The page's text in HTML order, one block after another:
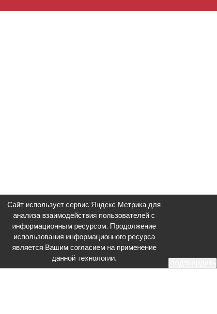
Сайт использует сервис Яндекс Метрика для
анализа взаимодействия пользователей с
информационным ресурсом. Продолжение
использования информационного ресурса
является Вашим согласием на применение
данной технологии.